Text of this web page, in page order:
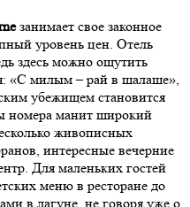
занимает свое законное
уровень цен. Отель
здесь можно ощутить
«С милым – рай в шалаше»,
убежищем становится
номера манит широкий
живописных
интересные вечерние
Для маленьких гостей
меню в ресторане до
в лагуне, не говоря уже о